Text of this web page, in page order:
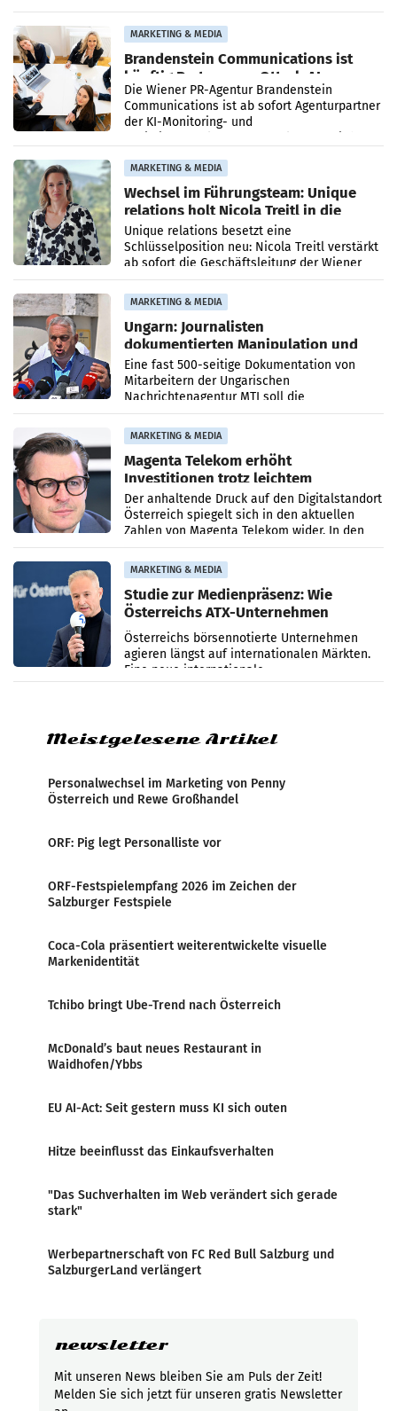
MARKETING & MEDIA
Brandenstein Communications ist
künftig Partner von OtterlyAI
Die Wiener PR-Agentur Brandenstein
Communications ist ab sofort Agenturpartner
der KI-Monitoring- und
MARKETING & MEDIA
Wechsel im Führungsteam: Unique
relations holt Nicola Treitl in die
Geschäftsleitung
Unique relations besetzt eine
Schlüsselposition neu: Nicola Treitl verstärkt
ab sofort die Geschäftsleitung der Wiener
PR-Agentur an der Seite von Josef Kalina und
Anna Kalina-Mahr.
MARKETING & MEDIA
Ungarn: Journalisten
dokumentierten Manipulation und
Zensur
Eine fast 500-seitige Dokumentation von
Mitarbeitern der Ungarischen
Nachrichtenagentur MTI soll die
systematische Nachrichten-Manipulation und
Zensur bei der Agentur während der Zeit
MARKETING & MEDIA
Magenta Telekom erhöht
Investitionen trotz leichtem
Umsatzrückgang
Der anhaltende Druck auf den Digitalstandort
Österreich spiegelt sich in den aktuellen
Zahlen von Magenta Telekom wider. In den
ersten sechs Monaten des laufenden Jahres
verzeichnete
MARKETING & MEDIA
Studie zur Medienpräsenz: Wie
Österreichs ATX-Unternehmen
international wahrgenommen
werden
Österreichs börsennotierte Unternehmen
agieren längst auf internationalen Märkten.
Eine neue internationale
Medienresonanzanalyse untersucht die
Meistgelesene Artikel
Personalwechsel im Marketing von Penny
Österreich und Rewe Großhandel
ORF: Pig legt Personalliste vor
ORF-Festspielempfang 2026 im Zeichen der
Salzburger Festspiele
Coca-Cola präsentiert weiterentwickelte visuelle
Markenidentität
Tchibo bringt Ube-Trend nach Österreich
McDonald’s baut neues Restaurant in
Waidhofen/Ybbs
EU AI-Act: Seit gestern muss KI sich outen
Hitze beeinflusst das Einkaufsverhalten
"Das Suchverhalten im Web verändert sich gerade
stark"
Werbepartnerschaft von FC Red Bull Salzburg und
SalzburgerLand verlängert
newsletter
Mit unseren News bleiben Sie am Puls der Zeit!
Melden Sie sich jetzt für unseren gratis Newsletter